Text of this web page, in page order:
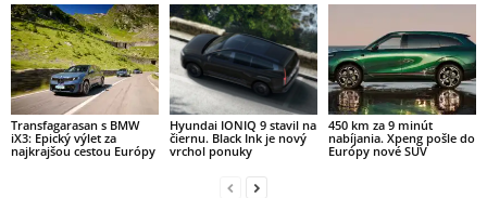
Transfagarasan s BMW
iX3: Epický výlet za
najkrajšou cestou Európy
Hyundai IONIQ 9 stavil na
čiernu. Black Ink je nový
vrchol ponuky
450 km za 9 minút
nabíjania. Xpeng pošle do
Európy nové SUV